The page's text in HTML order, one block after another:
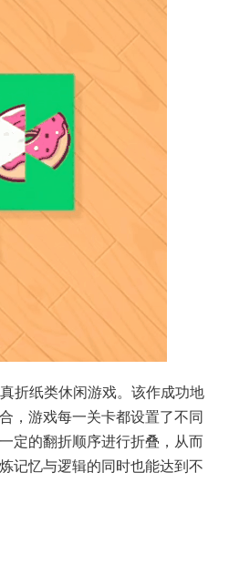
折纸类休闲游戏。该作成功地
，游戏每一关卡都设置了不同
定的翻折顺序进行折叠，从而
记忆与逻辑的同时也能达到不